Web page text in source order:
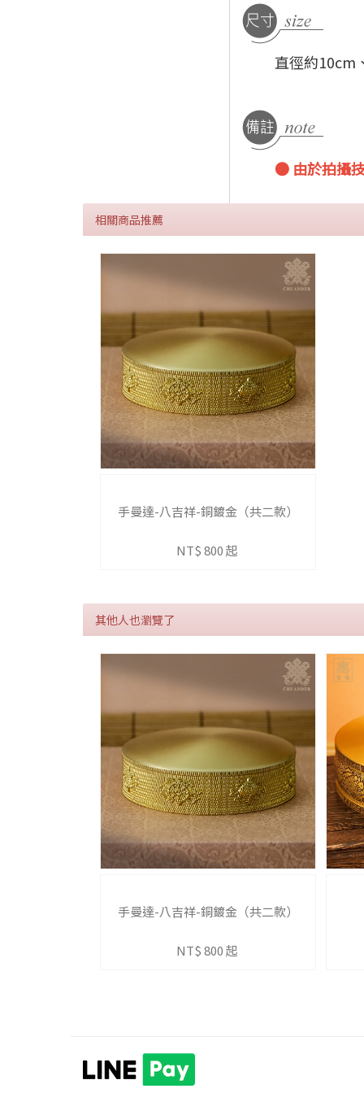
直徑約10cm
● 由於拍攝
相關商品推薦
手曼達-八吉祥-銅鍍金（共二款）
NT$ 800 起
其他人也瀏覽了
手曼達-八吉祥-銅鍍金（共二款）
NT$ 800 起